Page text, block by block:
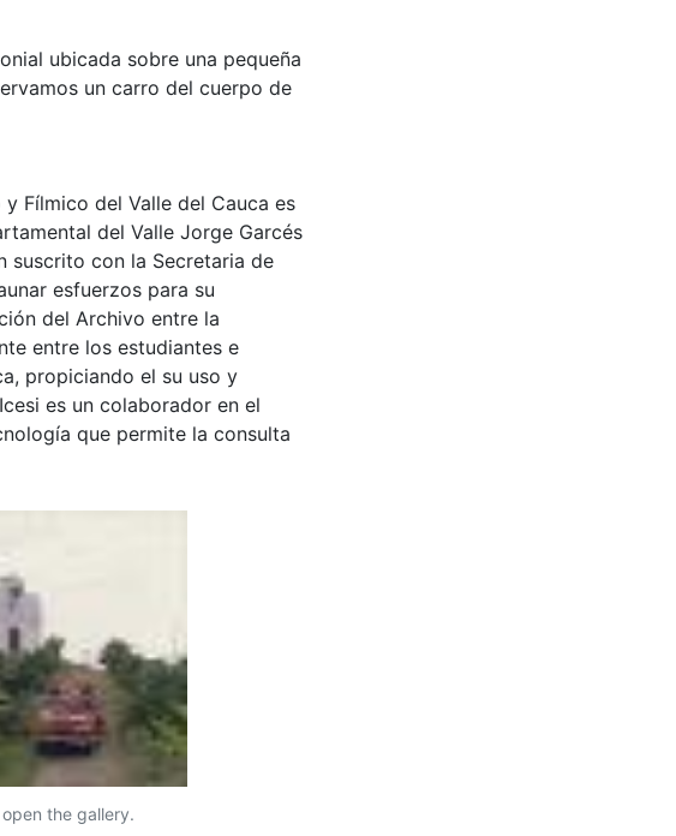
ubicada sobre una pequeña
un carro del cuerpo de
Fílmico del Valle del Cauca es
del Valle Jorge Garcés
suscrito con la Secretaria de
esfuerzos para su
del Archivo entre la
entre los estudiantes e
propiciando el su uso y
es un colaborador en el
que permite la consulta
the gallery.